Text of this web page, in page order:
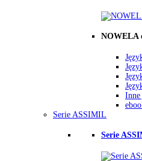
NOWELA
Serie ASSIMIL
Serie